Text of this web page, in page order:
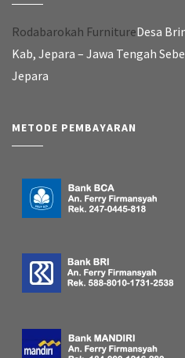
Rodabarokah FurnitureDesa
Kab, Jepara – Jawa Tengah
Jepara
METODE PEMBAYARAN